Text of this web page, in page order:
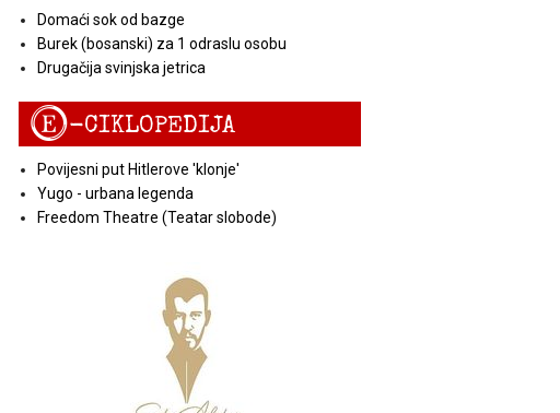
Domaći sok od bazge
Burek (bosanski) za 1 odraslu osobu
Drugačija svinjska jetrica
E-CIKLOPEDIJA
Povijesni put Hitlerove 'klonje'
Yugo - urbana legenda
Freedom Theatre (Teatar slobode)